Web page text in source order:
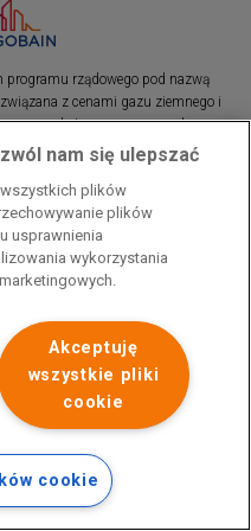
programu rządowego pod nazwą
z cenami gazu ziemnego i
uzyskał pomoc w ramach
dla sektorów energochłonnych
i energii elektrycznej w
nam się ulepszać
plików
plików
usprawnienia
wykorzystania
Akceptuję
wszystkie pliki
cookie
cookie